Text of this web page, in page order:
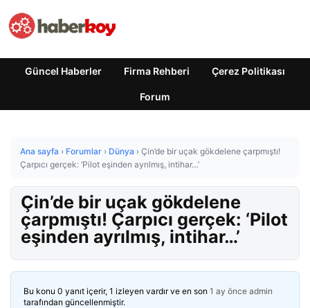
Güncel Haberler Firma Rehberi Çerez Politikası
Forum
Ana sayfa › Forumlar › Dünya › Çin’de bir uçak gökdelene çarpmıştı!
Çarpıcı gerçek: ‘Pilot eşinden ayrılmış, intihar…’
Çin’de bir uçak gökdelene
çarpmıştı! Çarpıcı gerçek: ‘Pilot
eşinden ayrılmış, intihar…’
Bu konu 0 yanıt içerir, 1 izleyen vardır ve en son 1 ay önce admin
tarafından güncellenmiştir.